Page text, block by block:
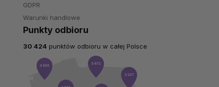
GDPR
Warunki handlowe
Punkty odbioru
30 424 punktów odbioru w całej Polsce